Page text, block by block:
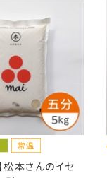
松本さんのイセ